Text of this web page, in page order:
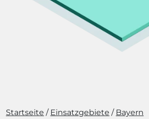
Startseite Einsatzgebiete
Bayern